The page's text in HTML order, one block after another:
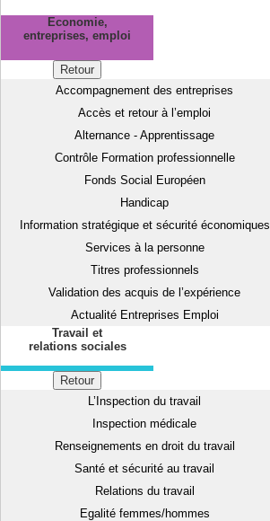
Economie,
entreprises, emploi
Retour
Accompagnement des entreprises
Accès et retour à l’emploi
Alternance - Apprentissage
Contrôle Formation professionnelle
Fonds Social Européen
Handicap
Information stratégique et sécurité économiques
Services à la personne
Titres professionnels
Validation des acquis de l’expérience
Actualité Entreprises Emploi
Travail et
relations sociales
Retour
L’Inspection du travail
Inspection médicale
Renseignements en droit du travail
Santé et sécurité au travail
Relations du travail
Egalité femmes/hommes